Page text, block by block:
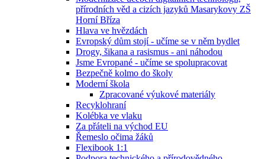
přírodních věd a cizích jazyků Masarykovy ZŠ
Horní Bříza
Hlava ve hvězdách
Evropský dům stojí - učíme se v něm bydlet
Drogy, šikana a rasismus - ani náhodou
Jsme Evropané - učíme se spolupracovat
Bezpečně kolmo do školy
Moderní škola
Zpracované výukové materiály
Recyklohraní
Kolébka ve vlaku
Za přáteli na východ EU
Řemeslo očima žáků
Flexibook 1:1